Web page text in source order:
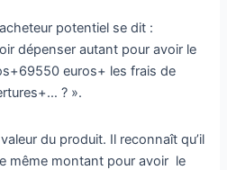
potentiel se dit :
dépenser autant pour avoir le
euros+ les frais de
? ».
du produit. Il reconnaît qu’il
même montant pour avoir le